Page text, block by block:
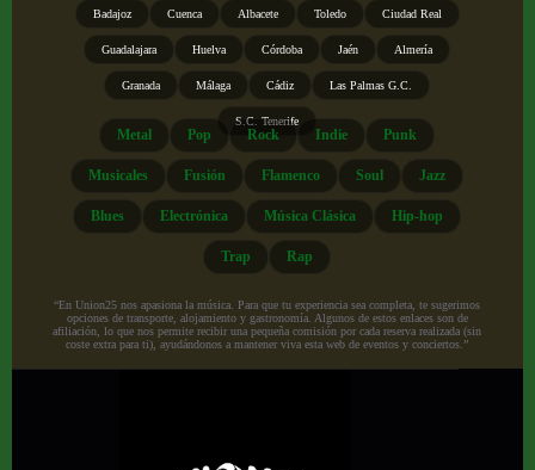
Badajoz Cuenca Albacete Toledo Ciudad Real
Guadalajara Huelva Córdoba Jaén Almería
Granada Málaga Cádiz Las Palmas G.C.
S.C. Tenerife
Metal Pop Rock Indie Punk
Musicales Fusión Flamenco Soul Jazz
Blues Electrónica Música Clásica Hip-hop
Trap Rap
“En Union25 nos apasiona la música. Para que tu experiencia sea completa, te sugerimos
opciones de transporte, alojamiento y gastronomía. Algunos de estos enlaces son de
afiliación, lo que nos permite recibir una pequeña comisión por cada reserva realizada (sin
coste extra para ti), ayudándonos a mantener viva esta web de eventos y conciertos.”